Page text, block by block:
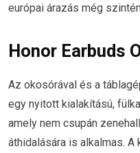
európai árazás még
Honor Earbuds
Az okosórával és a
egy nyitott kialakítású,
amely nem csupán
áthidalására is alkalmas.